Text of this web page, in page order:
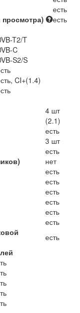
есть
есть
T2/T
C
S2/S
CI+(1.4)
4 шт
(2.1)
есть
3 шт
есть
нет
есть
есть
есть
есть
есть
есть
есть